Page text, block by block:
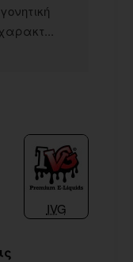
IVG